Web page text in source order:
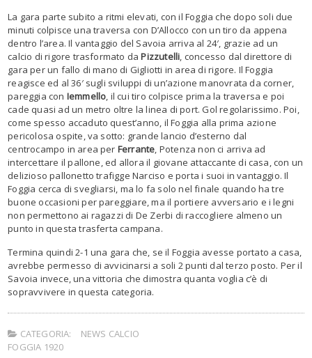
La gara parte subito a ritmi elevati, con il Foggia che dopo soli due
minuti colpisce una traversa con D’Allocco con un tiro da appena
dentro l’area. Il vantaggio del Savoia arriva al 24′, grazie ad un
calcio di rigore trasformato daPizzutelli, concesso dal direttore di
gara per un fallo di mano di Gigliotti in area di rigore. Il Foggia
reagisce ed al 36′ sugli sviluppi di un’azione manovrata da corner,
pareggia con Iemmello, il cui tiro colpisce prima la traversa e poi
cade quasi ad un metro oltre la linea di port. Gol regolarissimo. Poi,
come spesso accaduto quest’anno, il Foggia alla prima azione
pericolosa ospite, va sotto: grande lancio d’esterno dal
centrocampo in area per Ferrante, Potenza non ci arriva ad
intercettare il pallone, ed allora il giovane attaccante di casa, con un
delizioso pallonetto trafigge Narciso e porta i suoi in vantaggio. Il
Foggia cerca di svegliarsi, ma lo fa solo nel finale quando ha tre
buone occasioni per pareggiare, ma il portiere avversario e i legni
non permettono ai ragazzi di De Zerbi di raccogliere almeno un
punto in questa trasferta campana.
Termina quindi 2-1 una gara che, se il Foggia avesse portato a casa,
avrebbe permesso di avvicinarsi a soli 2 punti dal terzo posto. Per il
Savoia invece, una vittoria che dimostra quanta voglia c’è di
sopravvivere in questa categoria.
CATEGORIA:
NEWS CALCIO
FOGGIA 1920